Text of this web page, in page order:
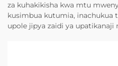
za kuhakikisha kwa mtu
kusimbua kutumia, inachukua
upole jipya zaidi ya upatikanaji